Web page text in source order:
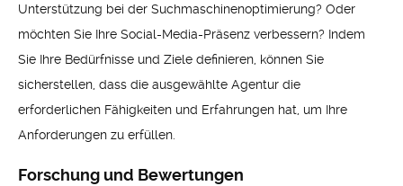
Unterstützung bei der Suchmaschinenoptimierung? Oder
möchten Sie Ihre Social-Media-Präsenz verbessern? Indem
Sie Ihre Bedürfnisse und Ziele definieren, können Sie
sicherstellen, dass die ausgewählte Agentur die
erforderlichen Fähigkeiten und Erfahrungen hat, um Ihre
Anforderungen zu erfüllen.
Forschung und Bewertungen